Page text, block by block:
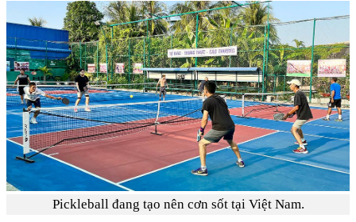
Pickleball đang tạo nên cơn sốt tại Việt Nam.